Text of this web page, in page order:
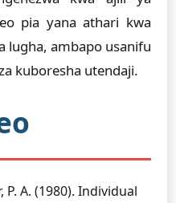
pia yana athari kwa
lugha, ambapo usanifu
kuboresha utendaji.
A. (1980). Individual